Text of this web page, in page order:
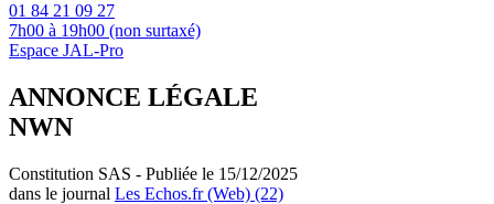
01 84 21 09 27
7h00 à 19h00 (non surtaxé)
Espace JAL-Pro
ANNONCE LÉGALE
NWN
Constitution SAS - Publiée le 15/12/2025
dans le journal Les Echos.fr (Web) (22)